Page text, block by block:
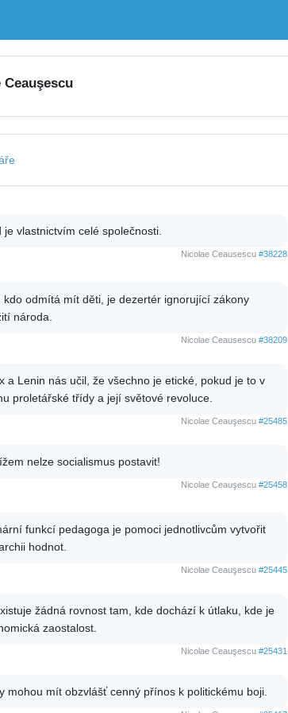
je vlastnictvím celé společnosti.
Nicolae Ceausescu #38228
kdo odmítá mít děti, je dezertér ignorující zákony
národa.
Nicolae Ceausescu #38209
a Lenin nás učil, že všechno je etické, pokud je to v
proletářské třídy a její světové revoluce.
Nicolae Ceauşescu #25485
nelze socialismus postavit!
Nicolae Ceauşescu #25458
funkcí pedagoga je pomoci jednotlivcům vytvořit
hodnot.
Nicolae Ceauşescu #25445
žádná rovnost tam, kde dochází k útlaku, kde je
zaostalost.
Nicolae Ceauşescu #25431
mohou mít obzvlášť cenný přínos k politickému boji.